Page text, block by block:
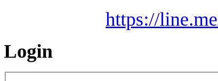
https://
Login